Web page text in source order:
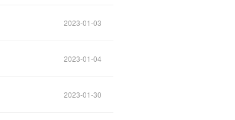
2023-01-03
2023-01-04
2023-01-30